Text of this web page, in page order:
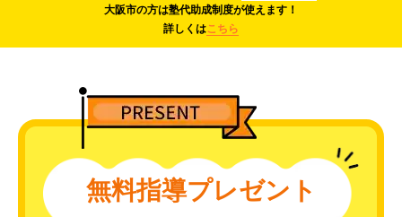
大阪市の方は塾代助成制度が使えます！
詳しくはこちら
無料指導プレゼント